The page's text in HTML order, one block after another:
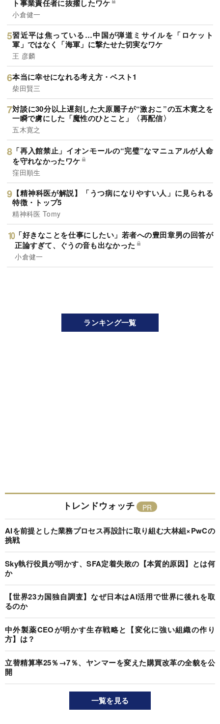
ト事業責任者に抜擢したワケ
小倉健一
習近平は焦っている…中国が弾道ミサイルを「ロケット
軍」ではなく「海軍」に撃たせた切実なワケ
王 彦麟
本当に幸せになれる考え方・ベスト1
柴田賢三
対談に30分以上遅刻した大原麗子が“激おこ”の五木寛之を
一瞬で虜にした「魔性のひとこと」〈再配信〉
五木寛之
「再入館禁止」イオンモールの“完璧”なマニュアルが人命
を守れなかったワケ
窪田順生
【精神科医が解説】「うつ病になりやすい人」に見られる
特徴・トップ5
精神科医 Tomy
「好きなことを仕事にしたい」若者への豊田章男の回答が
正論すぎて、ぐうの音も出なかった
小倉健一
ランキング一覧
トレンドウォッチ
AIを前提とした業務プロセス再設計に取り組む大林組×PwCの
挑戦
Sky執行役員が明かす、SFA定着失敗の【本質的原因】とは何
か
【世界23カ国独自調査】なぜ日本はAI活用で世界に後れを取
るのか
中外製薬CEOが明かす生存戦略と【変化に強い組織の作り
方】は？
立替精算率25％→7％、ヤンマーを変えた購買改革の全貌を公
開
一覧を見る